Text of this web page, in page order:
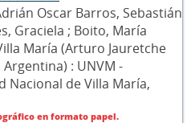
Oscar Barros, Sebastián
Graciela ; Boito, María
María (Arturo Jauretche
Argentina) : UNVM -
Nacional de Villa María,
en formato papel.